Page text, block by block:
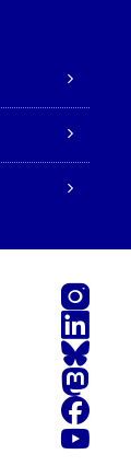
Instagram
LinkedIn
Bluesky
Mastodon
Facebook
Youtube